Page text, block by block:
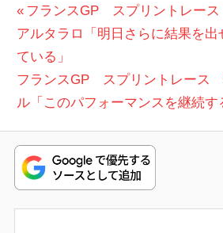
投
稿
ナ
ビ
ゲ
ー
前
の
投
稿:
フランスGP スプリントレー
アルタラロ「明日さらに結果を出
ている」
次
の
稿:
フランスGP スプリントレース
ル「このパフォーマンスを継続す